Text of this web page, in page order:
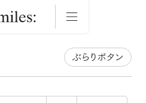
ぶらりボタン